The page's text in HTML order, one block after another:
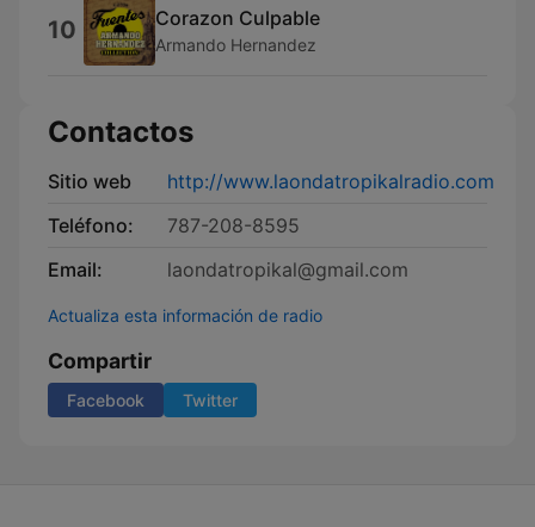
10 Corazon Culpable
Armando Hernandez
Contactos
Sitio web
http://www.laondatropikalradio.com
Teléfono:
787-208-8595
Email:
laondatropikal@gmail.com
Actualiza esta información de radio
Compartir
Facebook Twitter